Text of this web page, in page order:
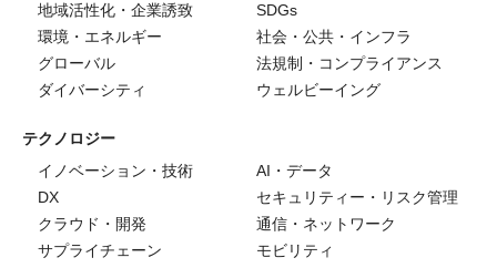
地域活性化・企業誘致
SDGs
環境・エネルギー
社会・公共・インフラ
グローバル
法規制・コンプライアンス
ダイバーシティ
ウェルビーイング
テクノロジー
イノベーション・技術
AI・データ
DX
セキュリティー・リスク管理
クラウド・開発
通信・ネットワーク
サプライチェーン
モビリティ